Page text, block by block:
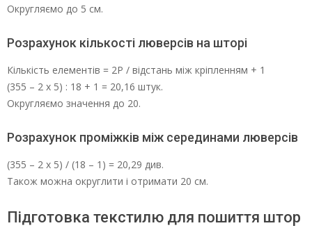
Округляємо до 5 см.
Розрахунок кількості люверсів на шторі
Кількість елементів = 2Р / відстань між кріпленням + 1
(355 – 2 х 5) : 18 + 1 = 20,16 штук.
Округляємо значення до 20.
Розрахунок проміжків між серединами люверсів
(355 – 2 х 5) / (18 – 1) = 20,29 див.
Також можна округлити і отримати 20 см.
Підготовка текстилю для пошиття штор